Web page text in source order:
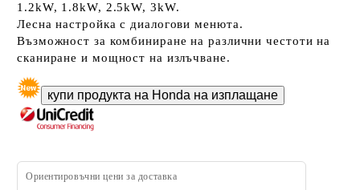
1.2kW, 1.8kW, 2.5kW, 3kW.
Лесна настройка с диалогови менюта.
Възможност за комбиниране на различни честоти на
сканиране и мощност на излъчване.
Ориентировъчни цени за доставка